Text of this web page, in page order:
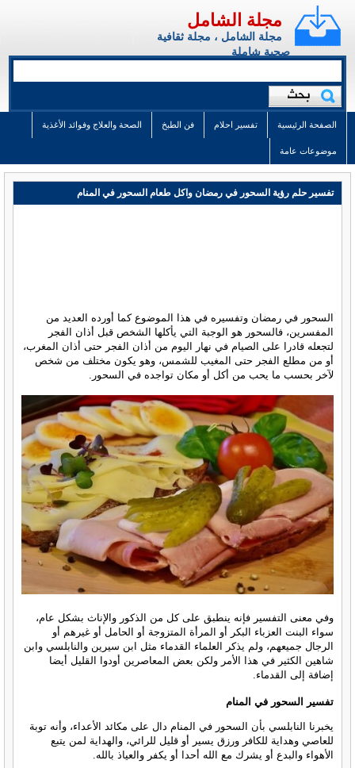
مجلة الشامل
مجلة الشامل ، مجلة ثقافية
صحية شاملة
الصفحة الرئيسية تفسير احلام فن الطبخ الصحة والعلاج وفوائد الأغذية
موضوعات عامة
تفسير حلم رؤية السحور في رمضان واكل طعام السحور في المنام
السحور في رمضان وتفسيره في هذا الموضوع كما أورده العديد من
المفسرين، فالسحور هو الوجبة التي يأكلها الشخص قبل أذان الفجر
لتجعله قادرا على الصيام في نهار اليوم من أذان الفجر حتى أذان المغرب،
أو من مطلع الفجر حتى المغيب للشمس، وهو يكون مختلف من شخص
لآخر بحسب ما يحب من أكل أو مكان تواجده في السحور.
وفي معنى التفسير فإنه ينطبق على كل من الذكور والإناث بشكل عام،
سواء البنت العزباء البكر أو المرأة المتزوجة أو الحامل أو غيرهم أو
الرجال جميعهم، ولم يذكر العلماء القدماء مثل ابن سيرين والنابلسي وابن
شاهين الكثير في هذا الأمر ولكن بعض المعاصرين أودوا القليل أيضا
إضافة إلى القدماء.
تفسير السحور في المنام
يخبرنا النابلسي بأن السحور في المنام دال على مكائد الأعداء، وأنه توبة
للعاصي وهداية للكافر ورزق يسير أو قليل للرائي، والهداية لمن يتبع
الأهواء والبدع أو يشرك مع الله أحدا أو يكفر والعياذ بالله.